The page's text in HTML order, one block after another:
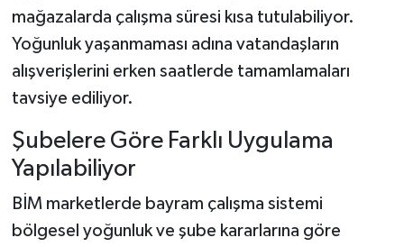
mağazalarda çalışma süresi kısa tutulabiliyor.
Yoğunluk yaşanmaması adına vatandaşların
alışverişlerini erken saatlerde tamamlamaları
tavsiye ediliyor.
Şubelere Göre Farklı Uygulama
Yapılabiliyor
BİM marketlerde bayram çalışma sistemi
bölgesel yoğunluk ve şube kararlarına göre